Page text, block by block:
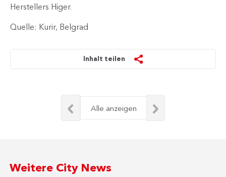
Herstellers Higer.
Quelle: Kurir, Belgrad
Inhalt teilen
Alle anzeigen
Weitere City News